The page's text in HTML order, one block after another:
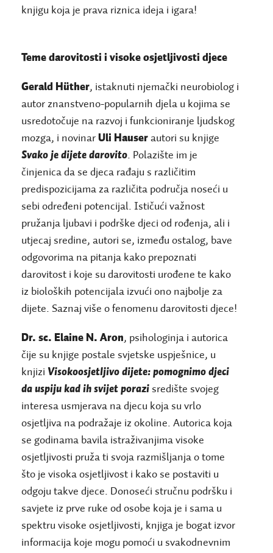
knjigu koja je prava riznica ideja i igara!
Teme darovitosti i visoke osjetljivosti djece
Gerald Hüther, istaknuti njemački neurobiolog i
autor znanstveno-popularnih djela u kojima se
usredotočuje na razvoj i funkcioniranje ljudskog
mozga, i novinarUli Hauserautori su knjige
Svako je dijete darovito. Polazište im je
činjenica da se djeca rađaju s različitim
predispozicijama za različita područja noseći u
sebi određeni potencijal. Ističući važnost
pružanja ljubavi i podrške djeci od rođenja, ali i
utjecaj sredine, autori se, između ostalog, bave
odgovorima na pitanja kako prepoznati
darovitost i koje su darovitosti urođene te kako
iz bioloških potencijala izvući ono najbolje za
dijete. Saznaj više o fenomenu darovitosti djece!
Dr. sc. Elaine N. Aron, psihologinja i autorica
čije su knjige postale svjetske uspješnice, u
knjizi Visokoosjetljivo dijete: pomognimo djeci
da uspiju kad ih svijet porazi središte svojeg
interesa usmjerava na djecu koja su vrlo
osjetljiva na podražaje iz okoline. Autorica koja
se godinama bavila istraživanjima visoke
osjetljivosti pruža ti svoja razmišljanja o tome
što je visoka osjetljivost i kako se postaviti u
odgoju takve djece. Donoseći stručnu podršku i
savjete iz prve ruke od osobe koja je i sama u
spektru visoke osjetljivosti, knjiga je bogat izvor
informacija koje mogu pomoći u svakodnevnim